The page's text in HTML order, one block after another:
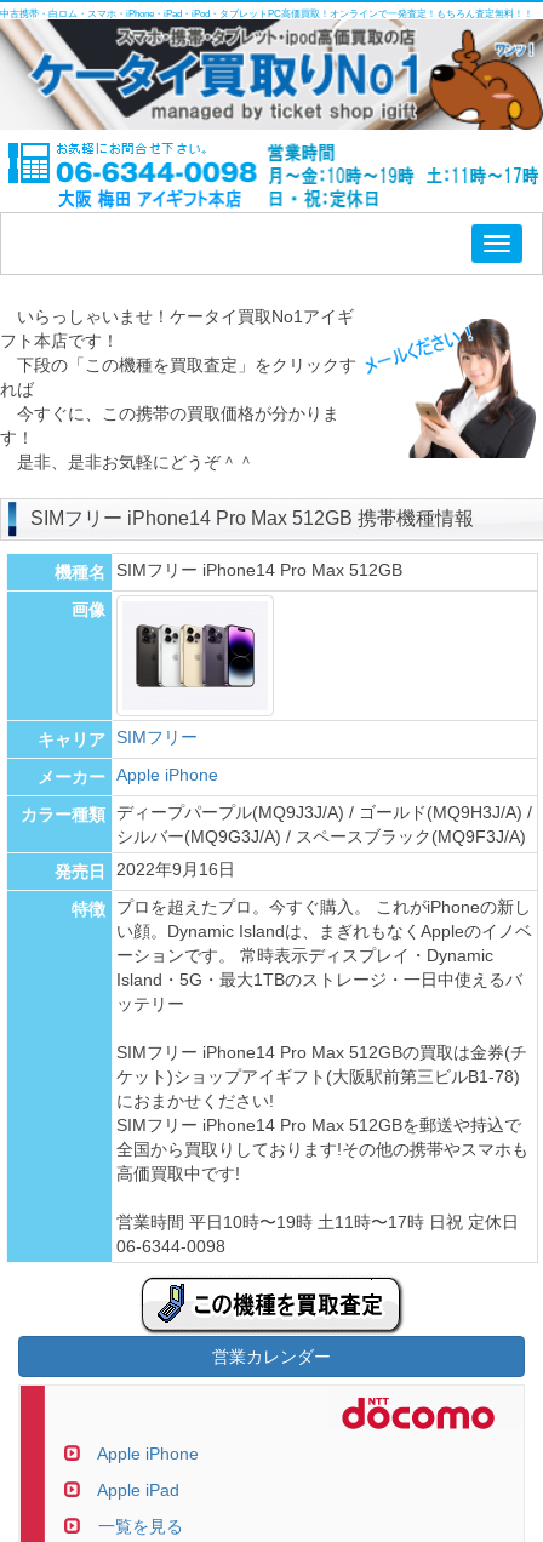
中古携帯・白ロム・スマホ・iPhone・iPad・iPod・タブレットPC高価買取！オンラインで一発査定！もちろん査定無料！！
いらっしゃいませ！ケータイ買取No1アイギ
フト本店です！
下段の「この機種を買取査定」をクリックす
れば
今すぐに、この携帯の買取価格が分かりま
す！
是非、是非お気軽にどうぞ＾＾
SIMフリー iPhone14 Pro Max 512GB 携帯機種情報
機種名 SIMフリー iPhone14 Pro Max 512GB
画像
キャリア SIMフリー
メーカー Apple iPhone
カラー種類 ディープパープル(MQ9J3J/A) / ゴールド(MQ9H3J/A) /
シルバー(MQ9G3J/A) / スペースブラック(MQ9F3J/A)
発売日
2022年9月16日
特徴
プロを超えたプロ。今すぐ購入。 これがiPhoneの新し
い顔。Dynamic Islandは、まぎれもなくAppleのイノベ
ーションです。 常時表示ディスプレイ・Dynamic
Island・5G・最大1TBのストレージ・一日中使えるバ
ッテリー
SIMフリー iPhone14 Pro Max 512GBの買取は金券(チ
ケット)ショップアイギフト(大阪駅前第三ビルB1-78)
におまかせください!
SIMフリー iPhone14 Pro Max 512GBを郵送や持込で
全国から買取りしております!その他の携帯やスマホも
高価買取中です!
営業時間 平日10時〜19時 土11時〜17時 日祝 定休日
06-6344-0098
営業カレンダー
Apple iPhone
Apple iPad
一覧を見る